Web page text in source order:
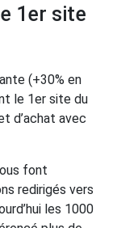
1er site
(+30% en
le 1er site du
d’achat avec
font
redirigés vers
les 1000